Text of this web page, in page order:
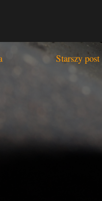
Starszy post